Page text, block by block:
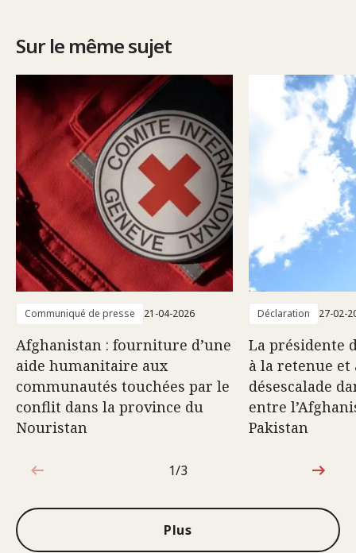
Sur le même sujet
Communiqué de presse 21-04-2026
Afghanistan : fourniture d’une
aide humanitaire aux
communautés touchées par le
conflit dans la province du
Nouristan
Déclaration 27-02-
La présidente
à la retenue et
désescalade
entre
Pakistan
1sur3
1/3
Plus